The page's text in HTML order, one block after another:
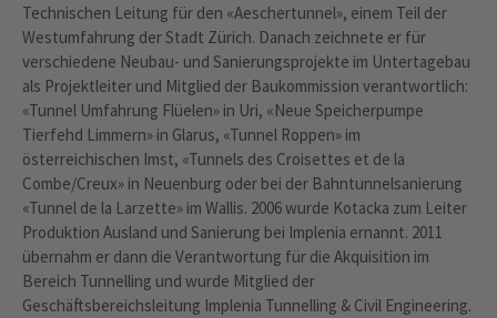
Technischen Leitung für den «Aeschertunnel», einem Teil der
Westumfahrung der Stadt Zürich. Danach zeichnete er für
verschiedene Neubau- und Sanierungsprojekte im Untertagebau
als Projektleiter und Mitglied der Baukommission verantwortlich:
«Tunnel Umfahrung Flüelen» in Uri, «Neue Speicherpumpe
Tierfehd Limmern» in Glarus, «Tunnel Roppen» im
österreichischen Imst, «Tunnels des Croisettes et de la
Combe/Creux» in Neuenburg oder bei der Bahntunnelsanierung
«Tunnel de la Larzette» im Wallis. 2006 wurde Kotacka zum Leiter
Produktion Ausland und Sanierung bei Implenia ernannt. 2011
übernahm er dann die Verantwortung für die Akquisition im
Bereich Tunnelling und wurde Mitglied der
Geschäftsbereichsleitung Implenia Tunnelling & Civil Engineering.